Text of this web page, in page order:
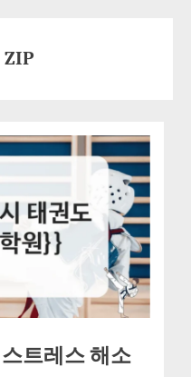
ZIP
트레스 해소